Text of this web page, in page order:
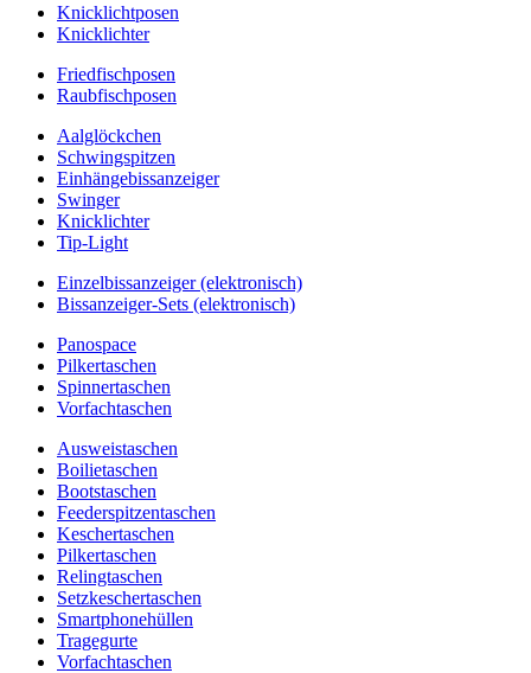
Knicklichtposen
Knicklichter
Friedfischposen
Raubfischposen
Aalglöckchen
Schwingspitzen
Einhängebissanzeiger
Swinger
Knicklichter
Tip-Light
Einzelbissanzeiger (elektronisch)
Bissanzeiger-Sets (elektronisch)
Panospace
Pilkertaschen
Spinnertaschen
Vorfachtaschen
Ausweistaschen
Boilietaschen
Bootstaschen
Feederspitzentaschen
Keschertaschen
Pilkertaschen
Relingtaschen
Setzkeschertaschen
Smartphonehüllen
Tragegurte
Vorfachtaschen